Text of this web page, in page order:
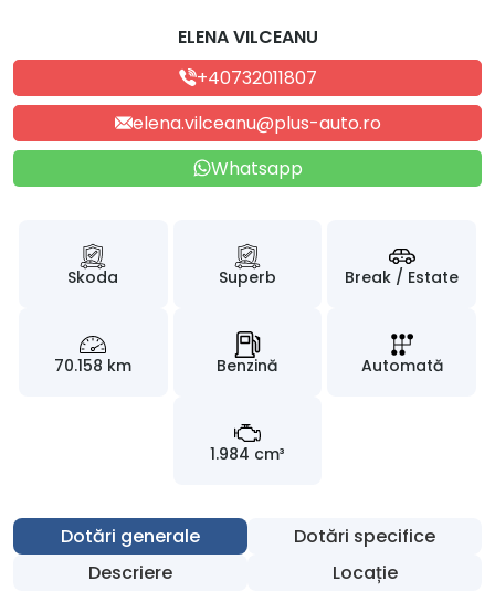
ELENA VILCEANU
+40732011807
elena.vilceanu@plus-auto.ro
Whatsapp
Skoda Superb Break / Estate
70.158 km Benzină Automată
1.984 cm³
Dotări generale
Dotări specifice
Descriere
Locație